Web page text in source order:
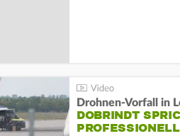
Drohnen-Vorfall in
DOBRINDT